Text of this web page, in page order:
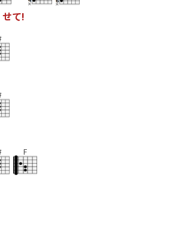
せて!
F